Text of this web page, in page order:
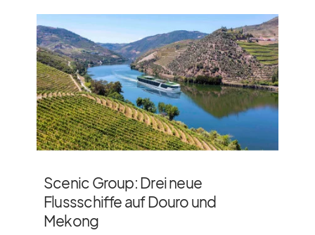
Scenic Group: Drei neue
Flussschiffe auf Douro und
Mekong